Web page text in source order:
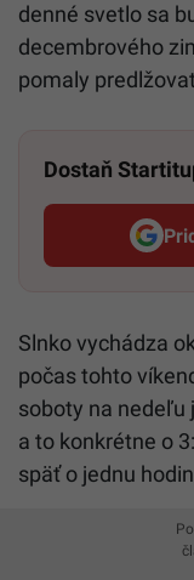
denné svetlo sa
decembrového
pomaly
Dostaň
Slnko vychádza
počas tohto
soboty na nedeľu
a to konkrétne o
späť o jednu